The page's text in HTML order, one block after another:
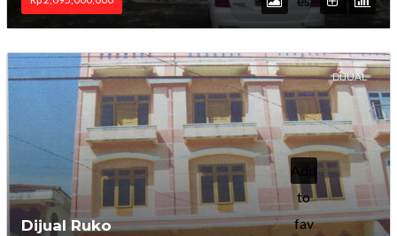
DIJUAL
Add
to
fav
Dijual Ruko